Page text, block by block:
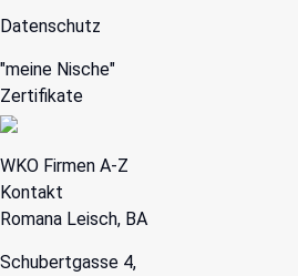
Datenschutz
"meine Nische"
Zertifikate
WKO Firmen A-Z
Kontakt
Romana Leisch, BA
Schubertgasse 4,